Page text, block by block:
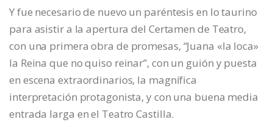
Y fue necesario de nuevo un paréntesis en lo taurino
para asistir a la apertura del Certamen de Teatro,
con una primera obra de promesas, “Juana «la loca»
la Reina que no quiso reinar”, con un guión y puesta
en escena extraordinarios, la magnífica
interpretación protagonista, y con una buena media
entrada larga en el Teatro Castilla.